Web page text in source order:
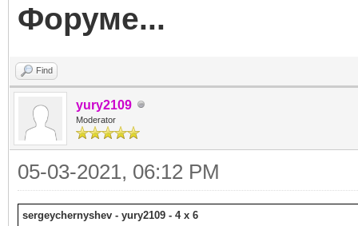
Форуме...
Find
yury2109
Moderator
05-03-2021, 06:12 PM
sergeychernyshev - yury2109 - 4 x 6